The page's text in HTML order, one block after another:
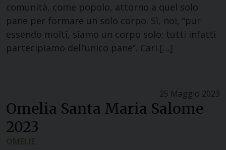
comunità, come popolo, attorno a quel solo
pane per formare un solo corpo. Sì, noi, “pur
essendo molti, siamo un corpo solo; tutti infatti
partecipiamo dell’unico pane”. Cari […]
25 Maggio 2023
Omelia Santa Maria Salome
2023
OMELIE